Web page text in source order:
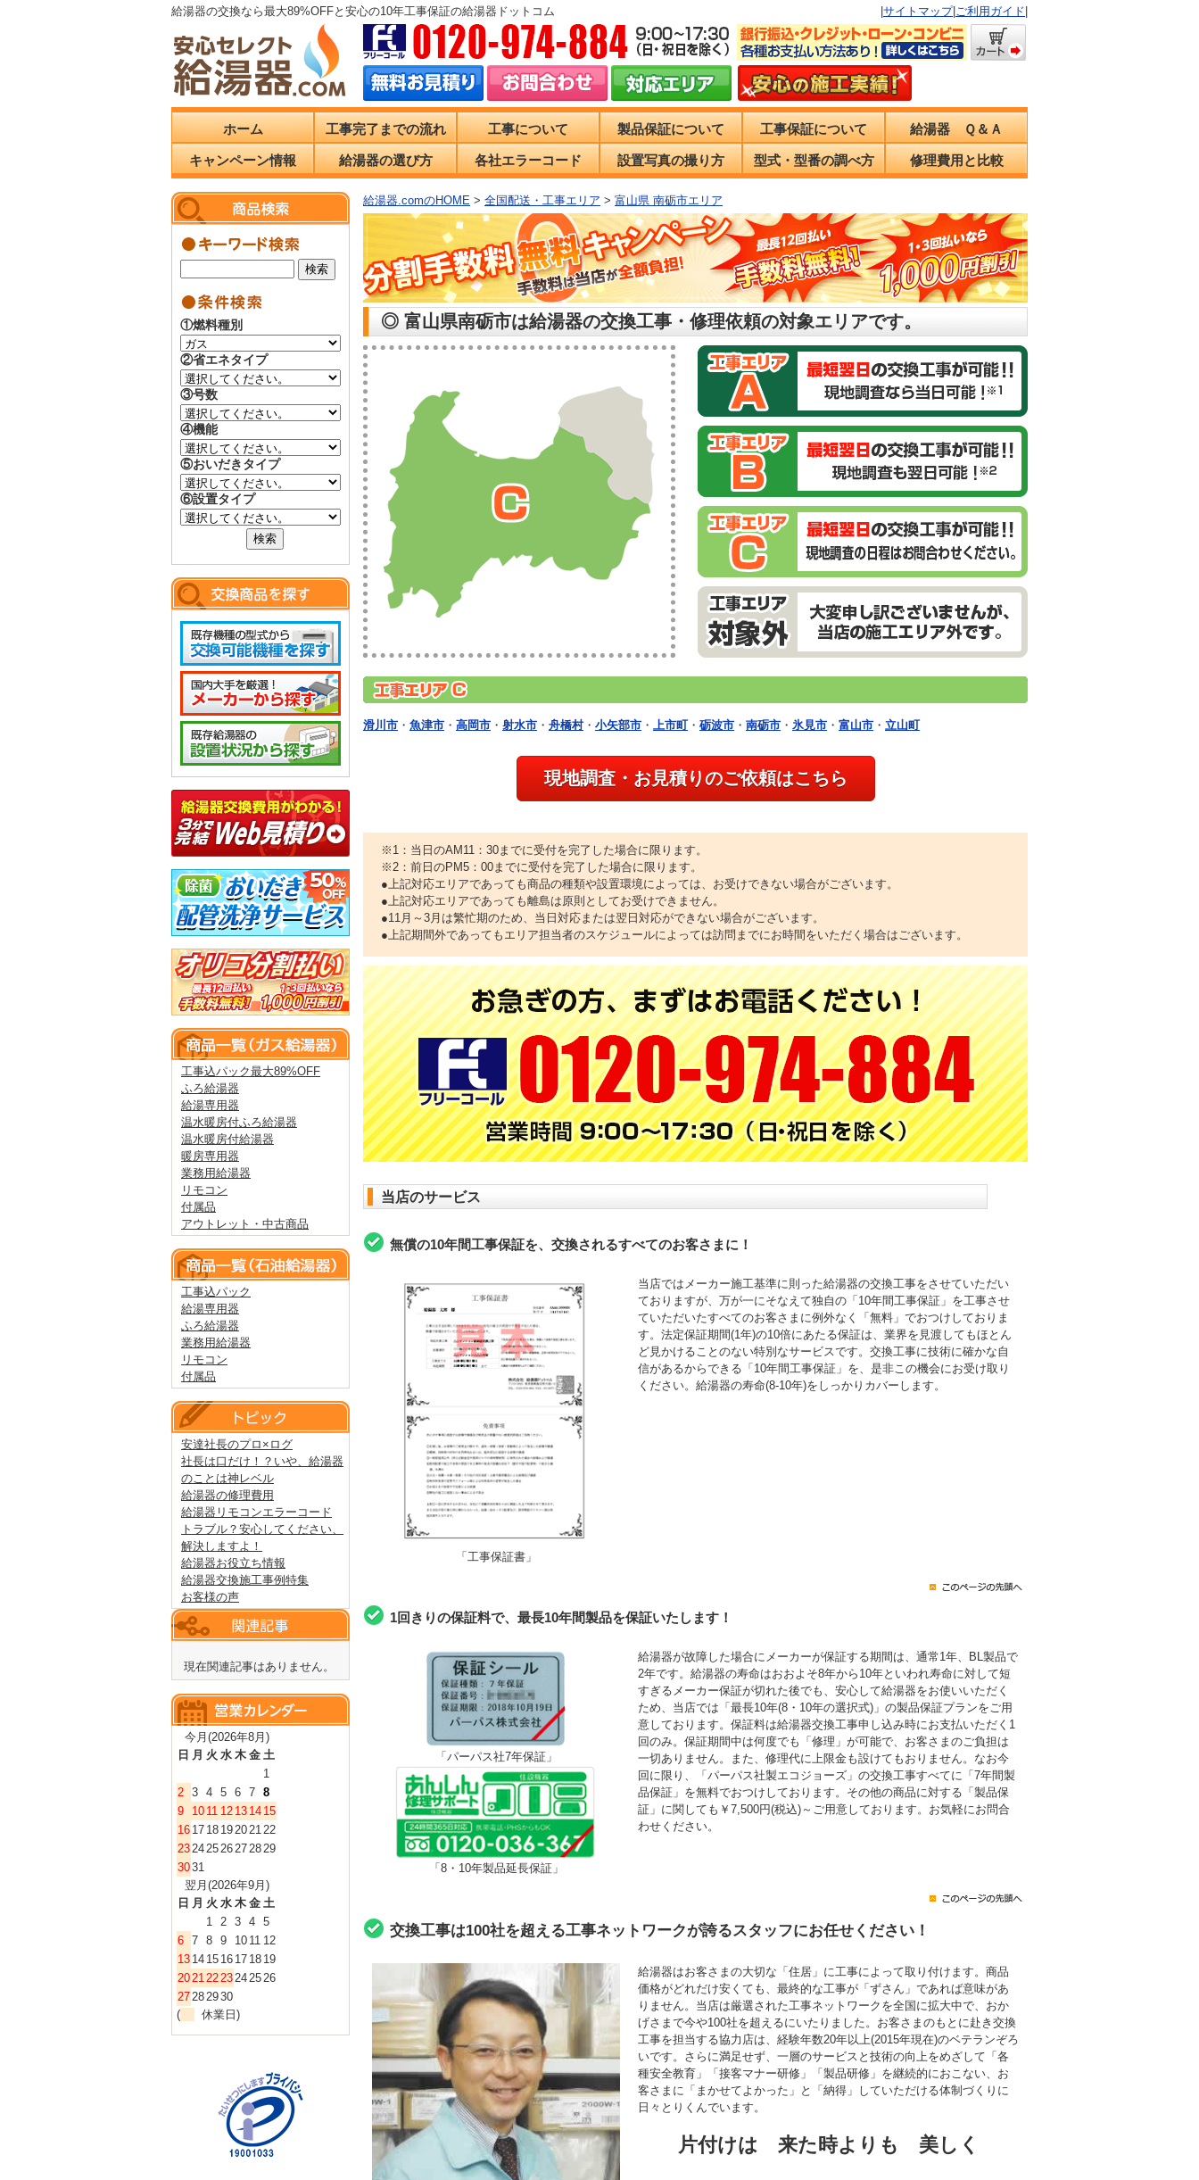
給湯器の交換なら最大89%OFFと安心の10年工事保証の給湯器ドットコム サイトマップ| ご利用ガイド
ホーム 工事完了までの流れ 工事について 製品保証について 工事保証について 給湯器 Ｑ＆Ａ
キャンペーン情報 給湯器の選び方 各社エラーコード 設置写真の撮り方 型式・型番の調べ方 修理費用と比較
給湯器.comのHOME > 全国配送・工事エリア > 富山県 南砺市エリア
◎ 富山県南砺市は給湯器の交換工事・修理依頼の対象エリアです。
滑川市 ・ 魚津市 ・ 高岡市 ・ 射水市 ・ 舟橋村・ 小矢部市 ・ 上市町・ 砺波市 ・ 南砺市 ・ 氷見市 ・ 富山市 ・ 立山町
現地調査・お見積りのご依頼はこちら
※1：当日のAM11：30までに受付を完了した場合に限ります。
※2：前日のPM5：00までに受付を完了した場合に限ります。
●上記対応エリアであっても商品の種類や設置環境によっては、お受けできない場合がございます。
●上記対応エリアであっても離島は原則としてお受けできません。
●11月～3月は繁忙期のため、当日対応または翌日対応ができない場合がございます。
●上記期間外であってもエリア担当者のスケジュールによっては訪問までにお時間をいただく場合はございます。
当店のサービス
無償の10年間工事保証を、交換されるすべてのお客さまに！
「工事保証書」
当店ではメーカー施工基準に則った給湯器の交換工事をさせていただい
ておりますが、万が一にそなえて独自の「10年間工事保証」を工事させ
ていただいたすべてのお客さまに例外なく「無料」でおつけしておりま
す。法定保証期間(1年)の10倍にあたる保証は、業界を見渡してもほとん
ど見かけることのない特別なサービスです。交換工事に技術に確かな自
信があるからできる「10年間工事保証」を、是非この機会にお受け取り
ください。給湯器の寿命(8-10年)をしっかりカバーします。
1回きりの保証料で、最長10年間製品を保証いたします！
「パーパス社7年保証」
「8・10年製品延長保証」
給湯器が故障した場合にメーカーが保証する期間は、通常1年、BL製品で
2年です。給湯器の寿命はおおよそ8年から10年といわれ寿命に対して短
すぎるメーカー保証が切れた後でも、安心して給湯器をお使いいただく
ため、当店では「最長10年(8・10年の選択式)」の製品保証プランをご用
意しております。保証料は給湯器交換工事申し込み時にお支払いただく1
回のみ。保証期間中は何度でも「修理」が可能で、お客さまのご負担は
一切ありません。また、修理代に上限金も設けてもおりません。なお今
回に限り、「パーパス社製エコジョーズ」の交換工事すべてに「7年間製
品保証」を無料でおつけしております。その他の商品に対する「製品保
証」に関しても￥7,500円(税込)～ご用意しております。お気軽にお問合
わせください。
交換工事は100社を超える工事ネットワークが誇るスタッフにお任せください！
給湯器はお客さまの大切な「住居」に工事によって取り付けます。商品
価格がどれだけ安くても、最終的な工事が「ずさん」であれば意味があ
りません。当店は厳選された工事ネットワークを全国に拡大中で、おか
げさまで今や100社を超えるにいたりました。お客さまのもとに赴き交換
工事を担当する協力店は、経験年数20年以上(2015年現在)のベテランぞろ
いです。さらに満足せず、一層のサービスと技術の向上をめざして「各
種安全教育」「接客マナー研修」「製品研修」を継続的におこない、お
客さまに「まかせてよかった」と「納得」していただける体制づくりに
日々とりくんでいます。
片付けは 来た時よりも 美しく
①燃料種別
②省エネタイプ
③号数
④機能
⑤おいだきタイプ
⑥設置タイプ
工事込パック最大89%OFF
ふろ給湯器
給湯専用器
温水暖房付ふろ給湯器
温水暖房付給湯器
暖房専用器
業務用給湯器
リモコン
付属品
アウトレット・中古商品
工事込パック
給湯専用器
ふろ給湯器
業務用給湯器
リモコン
付属品
安達社長のプロ×ログ
社長は口だけ！？いや、給湯器
のことは神レベル
給湯器の修理費用
給湯器リモコンエラーコード
トラブル？安心してください、
解決しますよ！
給湯器お役立ち情報
給湯器交換施工事例特集
お客様の声
現在関連記事はありません。
今月(2026年8月)
日 月 火 水 木 金 土
1
2 3 4 5 6 7 8
9
10 11 12 13 14 15
16 17 18 19202122
23242526272829
3031
翌月(2026年9月)
日 月 火 水 木 金 土
1 2 3 4 5
6 7 8 9 10 11 12
13 14 15 16 17 18 19
20212223242526
27282930
(
休業日)